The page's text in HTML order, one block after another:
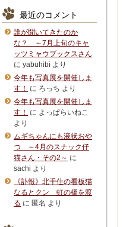
最近のコメント
誰が聞いてきたのか
な？ ～7月上旬のキャ
ッツミャウブックスさん
に yabuhibi より
今年も写真展を開催しま
す！
に ろっち より
今年も写真展を開催しま
す！
に よっぱらいねこ
より
ムギちゃんにも液状おや
つ ～4月のスナック仔
猫さん・その2～ に
sachi より
《訃報》北千住の看板猫
なるとクン 虹の橋を渡
る に 匿名 より